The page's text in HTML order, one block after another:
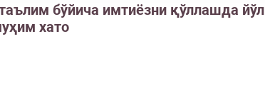
бўйича имтиёзни қўллашда йўл
хато